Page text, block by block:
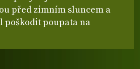
před zimním sluncem a
poškodit poupata na